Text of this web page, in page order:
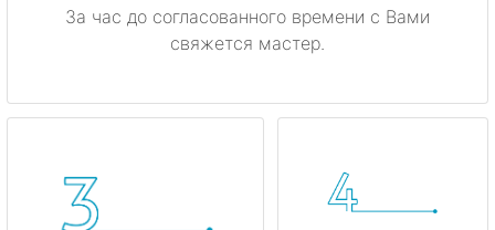
За час до согласованного времени с Вами
свяжется мастер.